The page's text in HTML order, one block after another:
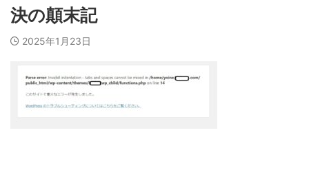
決の顛末記
2025年1月23日